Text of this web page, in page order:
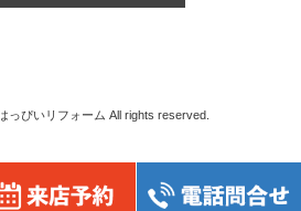
っぴいリフォーム All rights reserved.